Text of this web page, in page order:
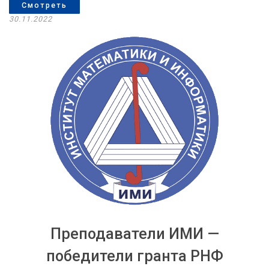
Смотреть
30.11.2022
Преподаватели ИМИ —
победители гранта РНФ